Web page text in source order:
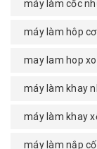
máy làm cốc
máy làm hôp
may lam hop
máy làm khay
máy làm khay
máy làm nắp